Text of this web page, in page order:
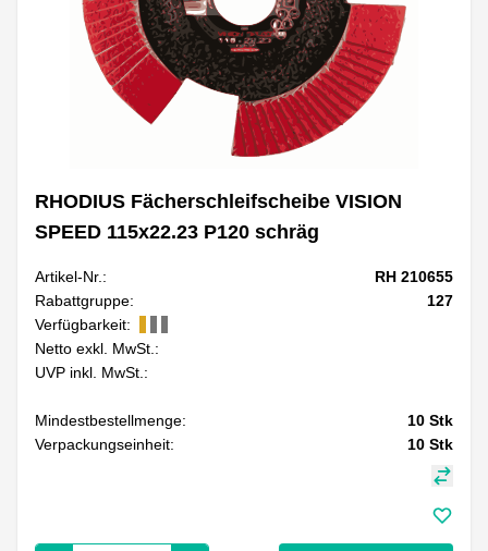
RHODIUS Fächerschleifscheibe VISION
SPEED 115x22.23 P120 schräg
Artikel-Nr.:
RH 210655
Rabattgruppe:
127
Verfügbarkeit:
Netto exkl. MwSt.:
UVP inkl. MwSt.:
Mindestbestellmenge: 10 Stk
Verpackungseinheit:
10 Stk